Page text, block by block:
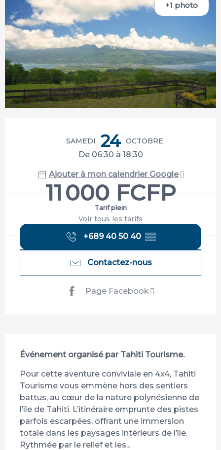
+1 photo
SAMEDI 24 OCTOBRE
De 06:30 à 18:30
Ajouter à mon calendrier Google
11 000 FCFP
Tarif plein
Voir tous les tarifs
+689 40 50 40 ▒▒
Contactez-nous
Page Facebook
Description
Événement organisé par Tahiti Tourisme.
Pour cette aventure conviviale en 4x4, Tahiti
Tourisme vous emmène hors des sentiers
battus, au cœur de la nature polynésienne de
l’île de Tahiti. L’itinéraire emprunte des pistes
parfois escarpées, offrant une immersion
totale dans les paysages intérieurs de l’île.
Rythmée par le relief et les...